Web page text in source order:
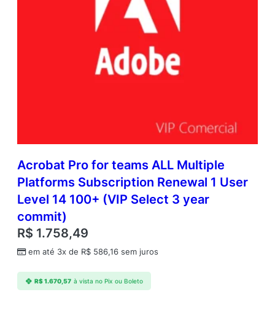
i
d
a
d
e
Acrobat Pro for teams ALL Multiple
Platforms Subscription Renewal 1 User
Level 14 100+ (VIP Select 3 year
commit)
R$ 1.758,49
em até 3x de R$ 586,16 sem juros
R$1.670,57 à vista no Pix ou Boleto